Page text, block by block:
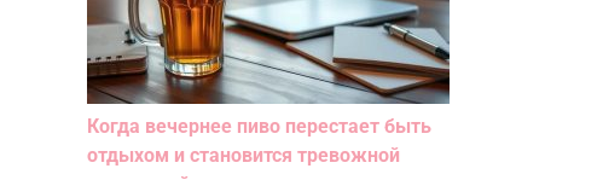
Когда вечернее пиво перестает быть
отдыхом и становится тревожной